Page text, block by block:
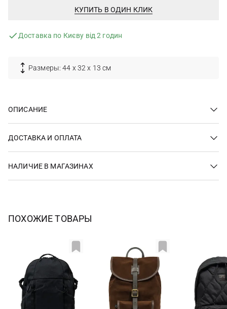
КУПИТЬ В ОДИН КЛИК
Доставка по Києву від 2 годин
Размеры: 44 х 32 х 13 см
ОПИСАНИЕ
ДОСТАВКА И ОПЛАТА
НАЛИЧИЕ В МАГАЗИНАХ
ПОХОЖИЕ ТОВАРЫ